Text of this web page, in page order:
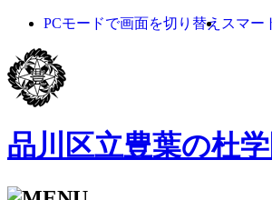
PCモードで画面を切り替え スマー
品川区立豊葉の杜学